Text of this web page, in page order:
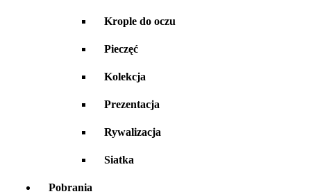
Krople do oczu
Pieczęć
Kolekcja
Prezentacja
Rywalizacja
Siatka
Pobrania